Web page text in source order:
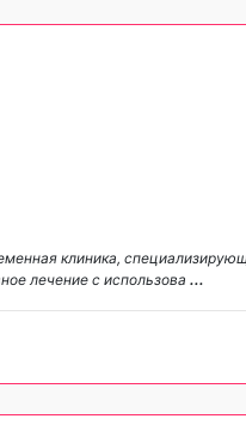
клиника,
лечение с использова ...